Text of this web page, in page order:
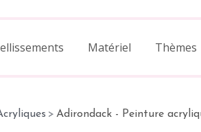
Matériel Thèmes
> Adirondack - Peinture